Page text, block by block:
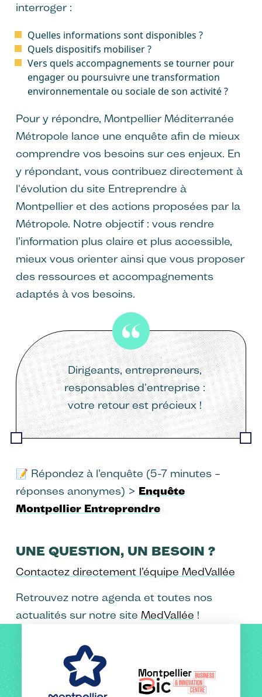
interroger :
Quelles informations sont disponibles ?
Quels dispositifs mobiliser ?
Vers quels accompagnements se tourner pour
engager ou poursuivre une transformation
environnementale ou sociale de son activité ?
Pour y répondre, Montpellier Méditerranée
Métropole lance une enquête afin de mieux
comprendre vos besoins sur ces enjeux. En
y répondant, vous contribuez directement à
l'évolution du site Entreprendre à
Montpellier et des actions proposées par la
Métropole. Notre objectif : vous rendre
l’information plus claire et plus accessible,
mieux vous orienter ainsi que vous proposer
des ressources et accompagnements
adaptés à vos besoins.
Dirigeants, entrepreneurs,
responsables d'entreprise :
votre retour est précieux !
📝 Répondez à l’enquête (5-7 minutes –
réponses anonymes) > Enquête
Montpellier Entreprendre
UNE QUESTION, UN BESOIN ?
Contactez directement l’équipe MedVallée
Retrouvez notre agenda et toutes nos
actualités sur notre site MedVallée !